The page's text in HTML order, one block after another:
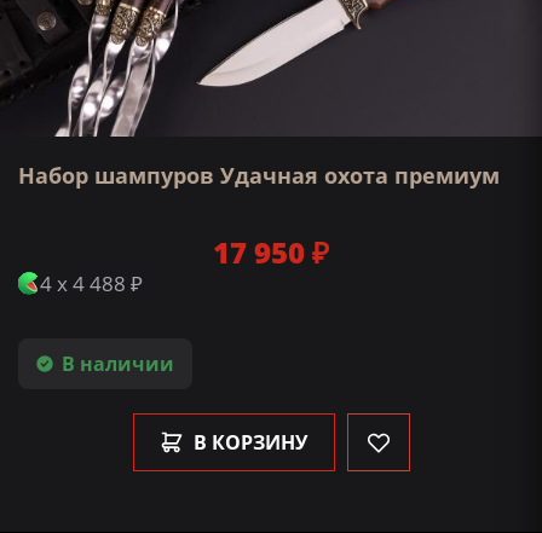
Набор шампуров Удачная охота премиум
В наличии
17 950 ₽
4 x 4 488 ₽
В КОРЗИНУ